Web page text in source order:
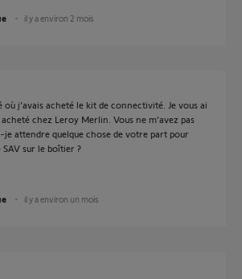
il y a environ 2 mois
où j’avais acheté le kit de connectivité. Je vous ai
acheté chez Leroy Merlin. Vous ne m’avez pas
je attendre quelque chose de votre part pour
sur le boîtier ?
il y a environ un mois